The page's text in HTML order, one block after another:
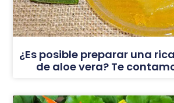
¿Es posible preparar una
de aloe vera? Te